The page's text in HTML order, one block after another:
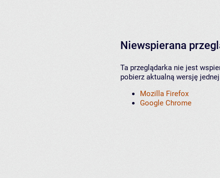
Niewspierana
Ta przeglądarka nie jest
pobierz aktualną wersję
Mozilla Firefox
Google Chrome